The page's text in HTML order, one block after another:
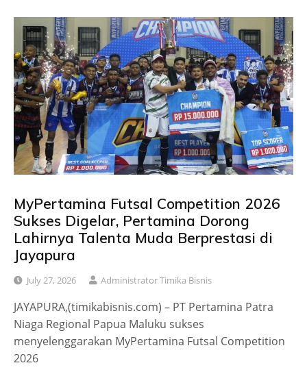
MyPertamina Futsal Competition 2026
Sukses Digelar, Pertamina Dorong
Lahirnya Talenta Muda Berprestasi di
Jayapura
July 27, 2026 Administrator Timika Bisnis
JAYAPURA,(timikabisnis.com) – PT Pertamina Patra
Niaga Regional Papua Maluku sukses
menyelenggarakan MyPertamina Futsal Competition
2026